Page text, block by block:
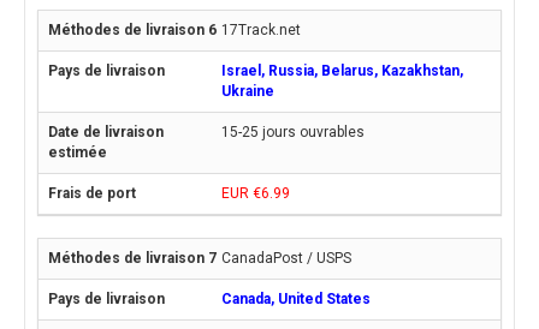
17Track.net
Israel, Russia, Belarus, Kazakhstan,
Ukraine
15-25 jours ouvrables
EUR €6.99
CanadaPost / USPS
Canada, United States